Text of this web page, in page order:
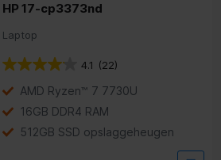
HP 17-cp3373nd
Laptop
4.1 (22)
AMD Ryzen™ 7 7730U
16GB DDR4 RAM
512GB SSD opslaggeheugen